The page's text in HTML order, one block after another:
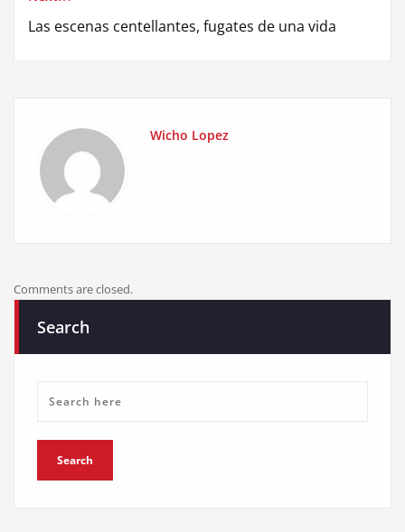
Las escenas centellantes, fugates de una vida
Wicho Lopez
Comments are closed.
Search